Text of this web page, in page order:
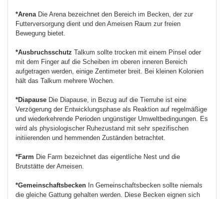
*Arena Die Arena bezeichnet den Bereich im Becken, der zur
Futterversorgung dient und den Ameisen Raum zur freien
Bewegung bietet.
*Ausbruchsschutz Talkum sollte trocken mit einem Pinsel oder
mit dem Finger auf die Scheiben im oberen inneren Bereich
aufgetragen werden, einige Zentimeter breit. Bei kleinen Kolonien
hält das Talkum mehrere Wochen.
*Diapause Die Diapause, in Bezug auf die Tierruhe ist eine
Verzögerung der Entwicklungsphase als Reaktion auf regelmäßige
und wiederkehrende Perioden ungünstiger Umweltbedingungen. Es
wird als physiologischer Ruhezustand mit sehr spezifischen
initiierenden und hemmenden Zuständen betrachtet.
*Farm Die Farm bezeichnet das eigentliche Nest und die
Brutstätte der Ameisen.
*Gemeinschaftsbecken In Gemeinschaftsbecken sollte niemals
die gleiche Gattung gehalten werden. Diese Becken eignen sich